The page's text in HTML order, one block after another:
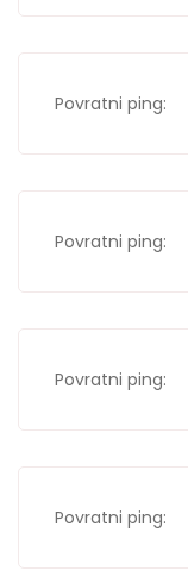
Povratni ping:
Povratni ping:
Povratni ping:
Povratni ping: